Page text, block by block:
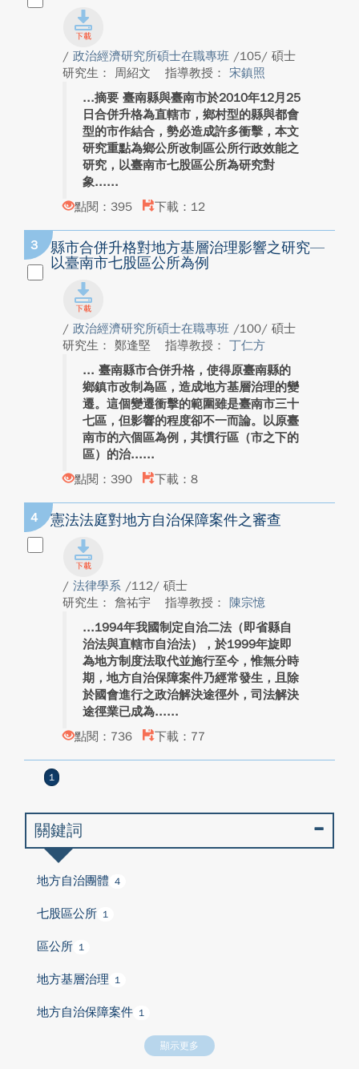
/ 政治經濟研究所碩士在職專班 /105/ 碩士
研究生： 周紹文
指導教授： 宋鎮照
摘要 臺南縣與臺南市於2010年12月25
日合併升格為直轄市，鄉村型的縣與都會
型的市作結合，勢必造成許多衝擊，本文
研究重點為鄉公所改制區公所行政效能之
研究，以臺南市七股區公所為研究對
象...
點閱：395
下載：12
3
縣市合併升格對地方基層治理影響之研究—
以臺南市七股區公所為例
/ 政治經濟研究所碩士在職專班 /100/ 碩士
研究生： 鄭逢堅
指導教授： 丁仁方
臺南縣市合併升格，使得原臺南縣的
鄉鎮市改制為區，造成地方基層治理的變
遷。這個變遷衝擊的範圍雖是臺南市三十
七區，但影響的程度卻不一而論。以原臺
南市的六個區為例，其慣行區（市之下的
區）的治...
點閱：390
下載：8
4 憲法法庭對地方自治保障案件之審查
/ 法律學系 /112/ 碩士
研究生： 詹祐宇
指導教授： 陳宗憶
1994年我國制定自治二法（即省縣自
治法與直轄市自治法），於1999年旋即
為地方制度法取代並施行至今，惟無分時
期，地方自治保障案件乃經常發生，且除
於國會進行之政治解決途徑外，司法解決
途徑業已成為...
點閱：736
下載：77
1
關鍵詞
地方自治團體 4
七股區公所 1
區公所 1
地方基層治理 1
地方自治保障案件 1
顯示更多